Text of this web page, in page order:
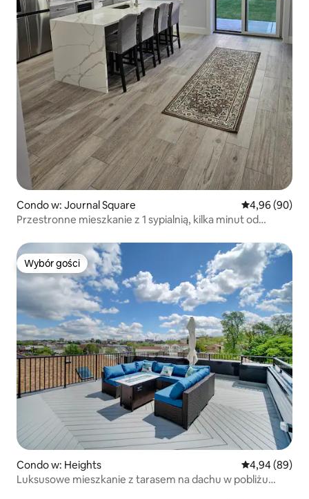
Condo w: Journal Square Średnia
4,96 (90)
Przestronne mieszkanie z 1 sypialnią, kilka minut od
Wybór gości
Wybór gości
Condo w: Heights Średnia
4,94 (89)
Luksusowe mieszkanie z tarasem na dachu w pobliżu